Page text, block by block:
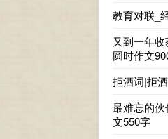
教育对联_
又到一年
圆时作文
拒酒词|拒
最难忘的
文550字